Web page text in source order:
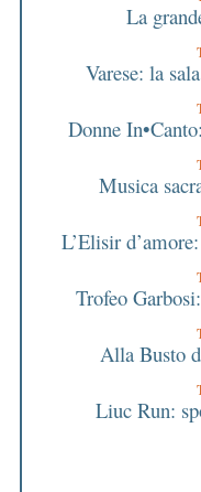
La
Varese: la
Donne
Musica
L’Elisir
Trofeo
Alla Busto
Liuc Run: